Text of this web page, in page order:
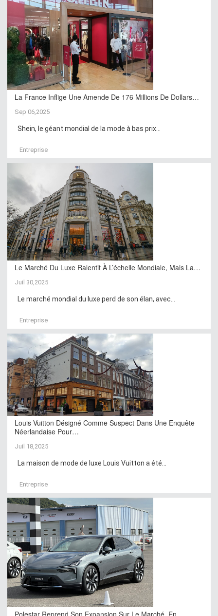
La France Inflige Une Amende De 176 Millions De Dollars…
Sep 06,2025
Shein, le géant mondial de la mode à bas prix...
Entreprise
Le Marché Du Luxe Ralentit À L’échelle Mondiale, Mais La…
Juil 30,2025
Le marché mondial du luxe perd de son élan, avec...
Entreprise
Louis Vuitton Désigné Comme Suspect Dans Une Enquête
Néerlandaise Pour…
Juil 18,2025
La maison de mode de luxe Louis Vuitton a été...
Entreprise
Polestar Reprend Son Expansion Sur Le Marché, En